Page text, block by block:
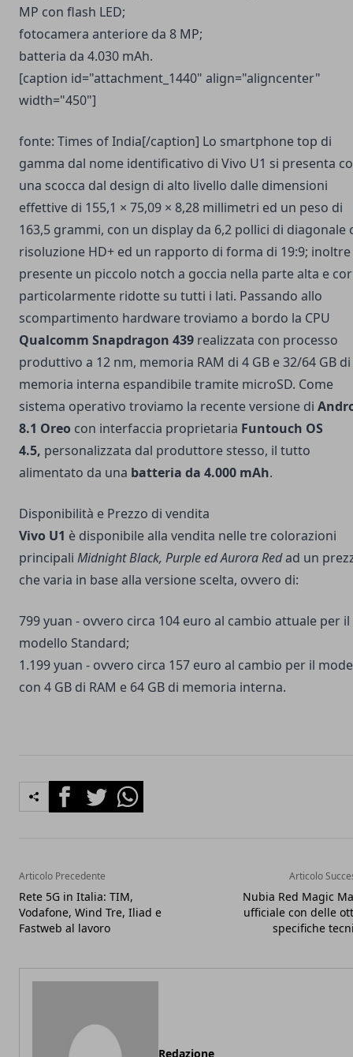
MP con flash LED;
fotocamera anteriore da 8 MP;
batteria da 4.030 mAh.
[caption id="attachment_1440" align="aligncenter"
width="450"]
fonte: Times of India[/caption] Lo smartphone top di
gamma dal nome identificativo di Vivo U1 si presenta
una scocca dal design di alto livello dalle dimensioni
effettive di 155,1 × 75,09 × 8,28 millimetri ed un peso di
163,5 grammi, con un display da 6,2 pollici di diagonale
risoluzione HD+ ed un rapporto di forma di 19:9; inoltre
presente un piccolo notch a goccia nella parte alta e
particolarmente ridotte su tutti i lati. Passando allo
scompartimento hardware troviamo a bordo la CPU
Qualcomm Snapdragon 439 realizzata con processo
produttivo a 12 nm, memoria RAM di 4 GB e 32/64 GB di
memoria interna espandibile tramite microSD. Come
sistema operativo troviamo la recente versione di
8.1 Oreo con interfaccia proprietaria Funtouch OS
4.5, personalizzata dal produttore stesso, il tutto
alimentato da una batteria da 4.000 mAh.
Disponibilità e Prezzo di vendita
Vivo U1 è disponibile alla vendita nelle tre colorazioni
principali Midnight Black, Purple ed Aurora Redad un
che varia in base alla versione scelta, ovvero di:
799 yuan - ovvero circa 104 euro al cambio attuale per il
modello Standard;
1.199 yuan - ovvero circa 157 euro al cambio per il
con 4 GB di RAM e 64 GB di memoria interna.
FacebookTwitterWhatsapp
Articolo Precedente
Rete 5G in Italia: TIM,
Vodafone, Wind Tre, Iliad e
Fastweb al lavoro
Articolo
Nubia Red Magic
ufficiale con delle
specifiche
Redazione